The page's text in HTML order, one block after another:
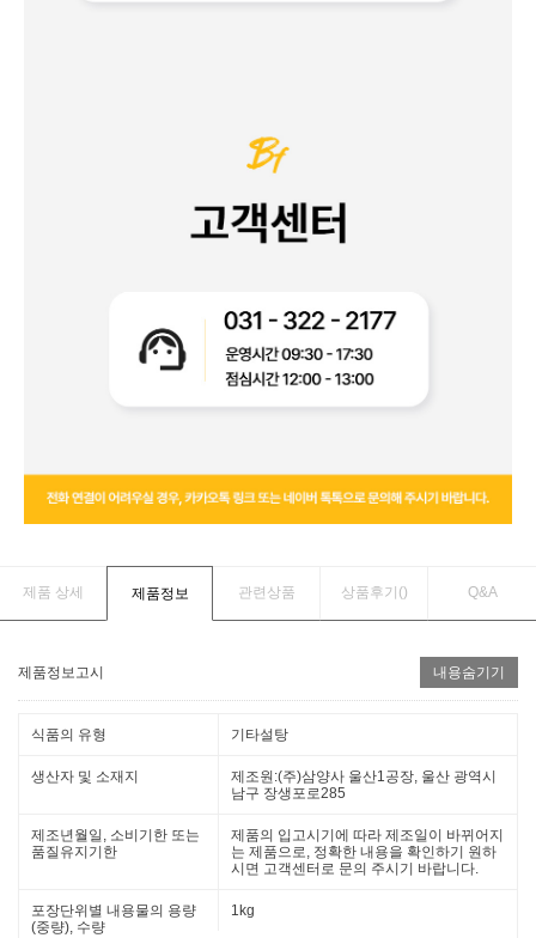
제품 상세 제품정보 관련상품 상품후기() Q&A
제품정보고시 내용숨기기
식품의 유형 기타설탕
생산자 및 소재지
제조원:(주)삼양사 울산1공장, 울산 광역시
남구 장생포로285
제조년월일, 소비기한 또는
품질유지기한
제품의 입고시기에 따라 제조일이 바뀌어지
는 제품으로, 정확한 내용을 확인하기 원하
시면 고객센터로 문의 주시기 바랍니다.
포장단위별 내용물의 용량
(중량), 수량
1kg